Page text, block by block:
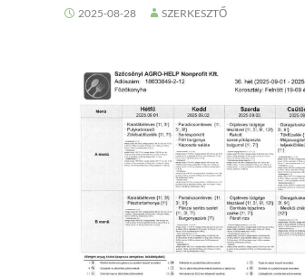
2025-08-28 SZERKESZTŐ